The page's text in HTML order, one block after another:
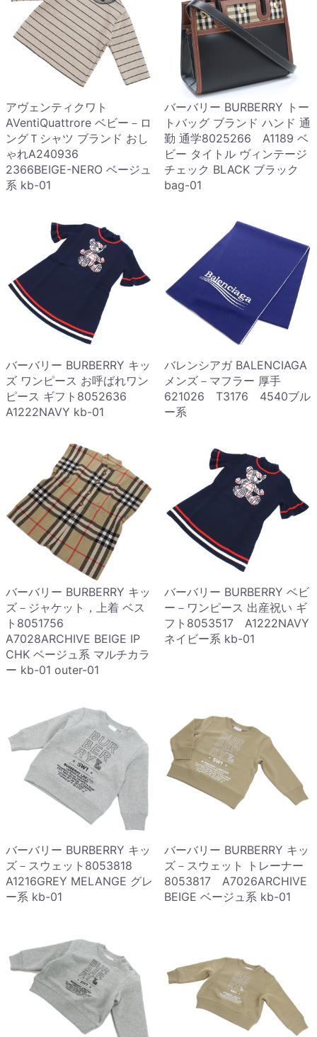
アヴェンティクワト
AVentiQuattrore ベビー－ロ
ングＴシャツ ブランド おし
ゃれA240936
2366BEIGE-NERO ベージュ
系 kb-01
バーバリー BURBERRY トー
トバッグ ブランド ハンド 通
勤 通学8025266 A1189 ベ
ビー タイトル ヴィンテージ
チェック BLACK ブラック
bag-01
バーバリー BURBERRY キッ
ズ ワンピース お呼ばれワン
ピース ギフト8052636
A1222NAVY kb-01
バレンシアガ BALENCIAGA
メンズ－マフラー 厚手
621026 T3176 4540ブル
ー系
バーバリー BURBERRY キッ
ズ－ジャケット，上着 ベス
ト8051756
A7028ARCHIVE BEIGE IP
CHK ベージュ系 マルチカラ
ー kb-01 outer-01
バーバリー BURBERRY ベビ
ー－ワンピース 出産祝い ギ
フト8053517 A1222NAVY
ネイビー系 kb-01
バーバリー BURBERRY キッ
ズ－スウェット8053818
A1216GREY MELANGE グレ
ー系 kb-01
バーバリー BURBERRY キッ
ズ－スウェット トレーナー
8053817 A7026ARCHIVE
BEIGE ベージュ系 kb-01